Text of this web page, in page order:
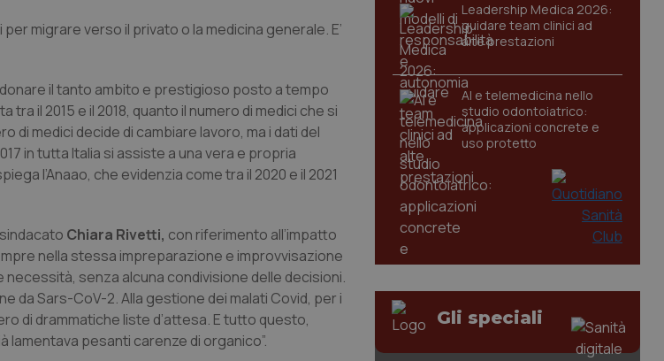
migrare verso il privato o la medicina generale. E’
il tanto ambito e prestigioso posto a tempo
il 2015 e il 2018, quanto il numero di medici che si
di medici decide di cambiare lavoro, ma i dati del
in tutta Italia si assiste a una vera e propria
l’Anaao, che evidenzia come tra il 2020 e il 2021
Chiara Rivetti, con riferimento all’impatto
nella stessa impreparazione e improvvisazione
senza alcuna condivisione delle decisioni.
da Sars-CoV-2. Alla gestione dei malati Covid, per i
di drammatiche liste d’attesa. E tutto questo,
pesanti carenze di organico”.
Leadership Medica 2026:
guidare team clinici ad
alte prestazioni
AI e telemedicina nello
studio odontoiatrico:
applicazioni concrete e
uso protetto
Gli speciali